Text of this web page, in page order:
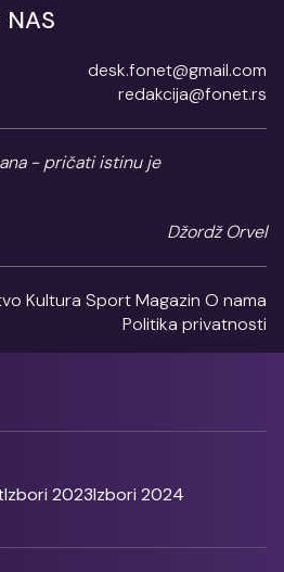
NAS
desk.fonet@gmail.com
redakcija@fonet.rs
- pričati istinu je
Džordž Orvel
Kultura SportMagazin O nama
Politika privatnosti
Izbori 2023Izbori 2024